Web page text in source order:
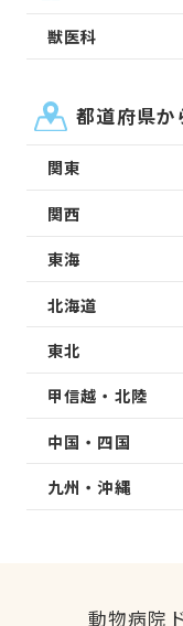
獣医科
都道府県か
関東
関西
東海
北海道
東北
甲信越・北陸
中国・四国
九州・沖縄
動物病院